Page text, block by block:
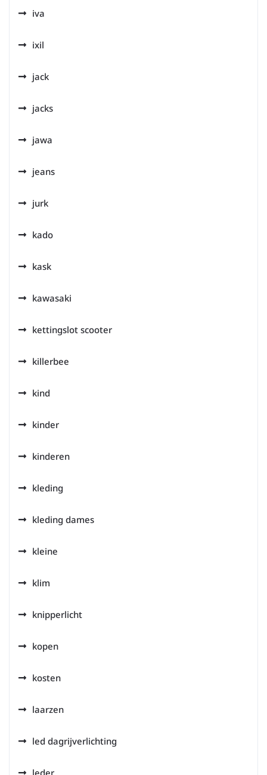
iva
ixil
jack
jacks
jawa
jeans
jurk
kado
kask
kawasaki
kettingslot scooter
killerbee
kind
kinder
kinderen
kleding
kleding dames
kleine
klim
knipperlicht
kopen
kosten
laarzen
led dagrijverlichting
leder